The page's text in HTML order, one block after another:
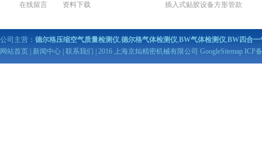
在线留言
资料下载
插入式贴胶设备方形管款
公司主营： 德尔格压缩空气质量检测仪,德尔格气体检测仪,BW气体检测仪,BW四合一
网站首页
新闻中心 联系我们 | 2016 上海京灿精密机械有限公司 GoogleSitemap ICP